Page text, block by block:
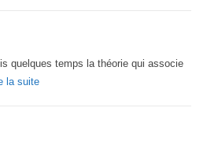
quelques temps la théorie qui associe
la suite: